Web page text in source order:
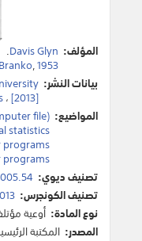
المؤلف: Davis Glyn
.
,1953
بيانات النشر:
،[2013]
المواضيع: file)
statistics
تصنيف ديوي: 005.54 الحاسبات الإلكترونية.
تصنيف الكونجرس:
نوع المادة: أوعية
المصدر: المكتبة